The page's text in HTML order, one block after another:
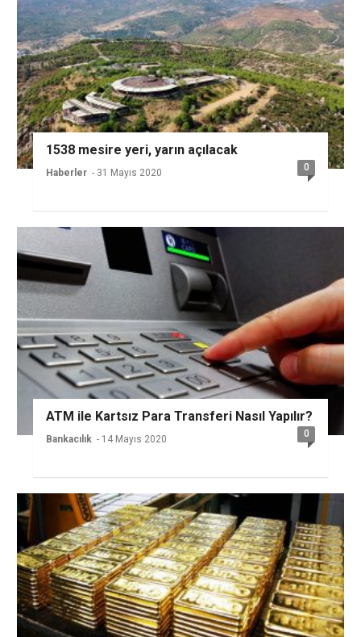
1538 mesire yeri, yarın açılacak
Haberler - 31 Mayıs 2020 0
ATM ile Kartsız Para Transferi Nasıl Yapılır?
Bankacılık - 14 Mayıs 2020 0